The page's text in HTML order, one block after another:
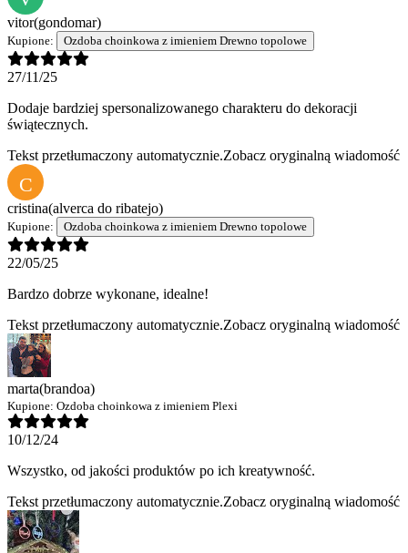
vitor(gondomar)
Kupione: Ozdoba choinkowa z imieniem Drewno topolowe
27/11/25
Dodaje bardziej spersonalizowanego charakteru do dekoracji
świątecznych.
Tekst przetłumaczony automatycznie.Zobacz oryginalną wiadomość
C
cristina(alverca do ribatejo)
Kupione: Ozdoba choinkowa z imieniem Drewno topolowe
22/05/25
Bardzo dobrze wykonane, idealne!
Tekst przetłumaczony automatycznie.Zobacz oryginalną wiadomość
marta(brandoa)
Kupione: Ozdoba choinkowa z imieniem Plexi
10/12/24
Wszystko, od jakości produktów po ich kreatywność.
Tekst przetłumaczony automatycznie.Zobacz oryginalną wiadomość